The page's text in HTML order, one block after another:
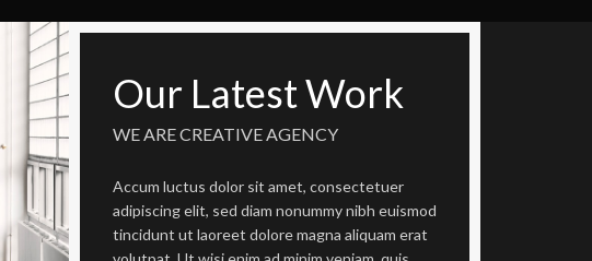
Our Latest Work
WE ARE CREATIVE AGENCY
Accum luctus dolor sit amet, consectetuer
adipiscing elit, sed diam nonummy nibh euismod
tincidunt ut laoreet dolore magna aliquam erat